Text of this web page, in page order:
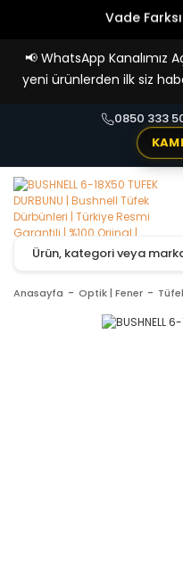
Vade
📢 WhatsApp Kanalımız
yeni ürünlerden ilk siz
0850 333
Anasayfa Optik | Fener